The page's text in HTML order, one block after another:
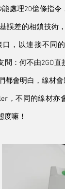
處理20億條指
差的相鎖技術
，以連接不同
：何不由2GO
都會明白，線材
，不同的線材
度嘛！